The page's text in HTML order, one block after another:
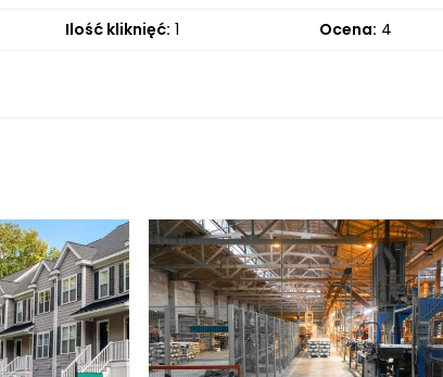
Ilość kliknięć: 1 Ocena: 4